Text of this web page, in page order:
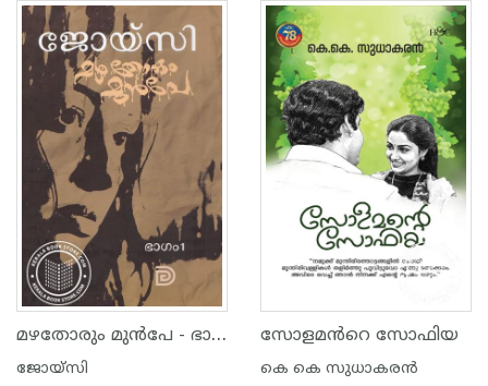
5
4
3
2
1 5
4
3
2
1
മഴതോരും മുൻപേ - ഭാഗം 1
ജോയ്‌സി
സോളമൻറെ സോഫിയ
കെ കെ സുധാകര‌ന്‍